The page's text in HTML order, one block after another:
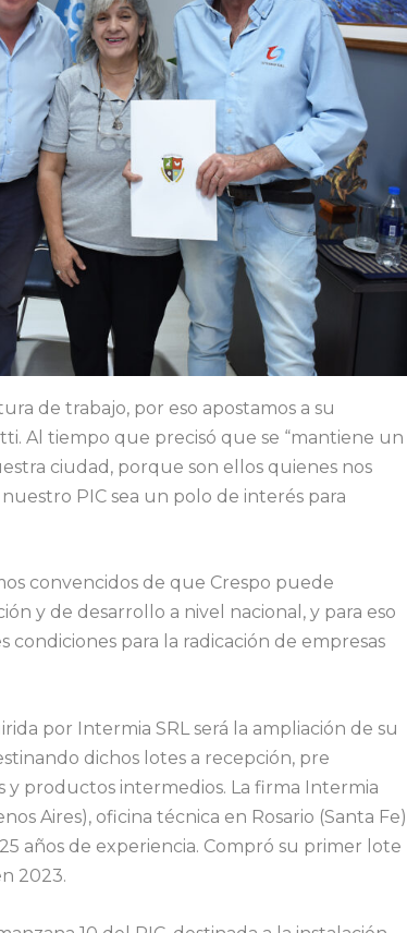
de trabajo, por eso apostamos a su
Al tiempo que precisó que se “mantiene un
ciudad, porque son ellos quienes nos
PIC sea un polo de interés para
convencidos de que Crespo puede
y de desarrollo a nivel nacional, y para eso
para la radicación de empresas
por Intermia SRL será la ampliación de su
dichos lotes a recepción, pre
productos intermedios. La firma Intermia
Aires), oficina técnica en Rosario (Santa Fe)
años de experiencia. Compró su primer lote
2023.